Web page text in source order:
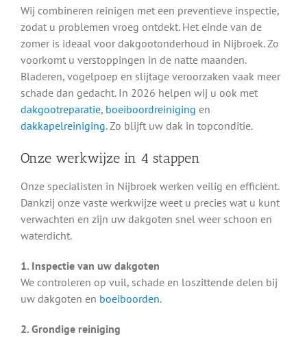
Wij combineren reinigen met een preventieve inspectie,
zodat u problemen vroeg ontdekt. Het einde van de
zomer is ideaal voor dakgootonderhoud in Nijbroek. Zo
voorkomt u verstoppingen in de natte maanden.
Bladeren, vogelpoep en slijtage veroorzaken vaak meer
schade dan gedacht. In 2026 helpen wij u ook met
dakgootreparatie, boeiboordreiniging en
dakkapelreiniging. Zo blijft uw dak in topconditie.
Onze werkwijze in 4 stappen
Onze specialisten in Nijbroek werken veilig en efficiënt.
Dankzij onze vaste werkwijze weet u precies wat u kunt
verwachten en zijn uw dakgoten snel weer schoon en
waterdicht.
1. Inspectie van uw dakgoten
We controleren op vuil, schade en loszittende delen bij
uw dakgoten en boeiboorden.
2. Grondige reiniging